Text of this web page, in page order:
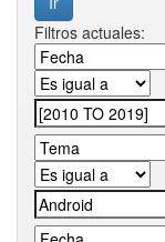
Filtros actuales: